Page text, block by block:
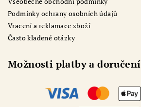
Podmínky ochrany osobních údajů
Vracení a reklamace zboží
Často kladené otázky
Možnosti platby a doručení